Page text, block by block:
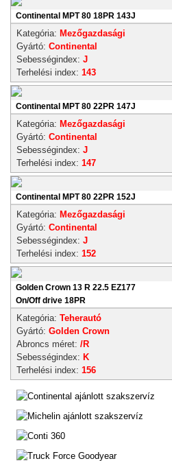
Continental MPT 80 18PR 143J
Kategória: Mezőgazdasági
Gyártó: Continental
Sebességindex: J
Terhelési index: 143
Continental MPT 80 22PR 147J
Kategória: Mezőgazdasági
Gyártó: Continental
Sebességindex: J
Terhelési index: 147
Continental MPT 80 22PR 152J
Kategória: Mezőgazdasági
Gyártó: Continental
Sebességindex: J
Terhelési index: 152
Golden Crown 13 R 22.5 EZ177
On/Off drive 18PR
Kategória: Teherautó
Gyártó: Golden Crown
Abroncs méret: /R
Sebességindex: K
Terhelési index: 156